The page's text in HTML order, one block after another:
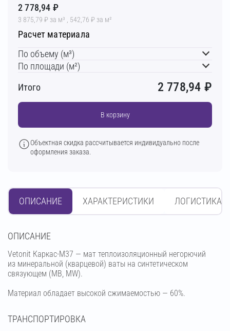
2 778,94 ₽
3 875,79 ₽ за м³ , 542,76 ₽ за м²
Расчет материала
По объему (м³)
По площади (м²)
Итого
2 778,94 ₽
В корзину
Объектная скидка рассчитывается индивидуально после
оформления заказа.
ОПИСАНИЕ ХАРАКТЕРИСТИКИ ЛОГИСТИКА
OПИСАНИЕ
Vetonit Каркас-М37 — мат теплоизоляционный негорючий
из минеральной (кварцевой) ваты на синтетическом
связующем (МВ, MW).
Материал обладает высокой сжимаемостью — 60%.
ТРАНСПОРТИРОВКА